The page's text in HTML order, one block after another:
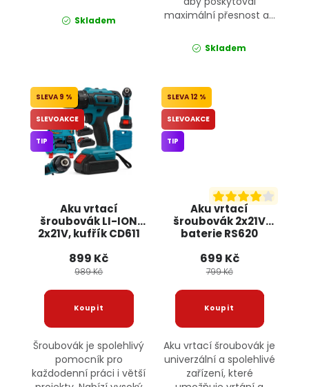
Skladem
maximální přesnost a...
Skladem
Aku vrtací
šroubovák LI-ION
2x21V, kufřík CD611
9 %
SLEVOAKCE
TIP
899 Kč
989 Kč
Šroubovák je spolehlivý
pomocník pro
každodenní práci i větší
Aku vrtací
šroubovák 2x21V
baterie RS620
12 %
SLEVOAKCE
TIP
699 Kč
799 Kč
Aku vrtací šroubovák je
univerzální a spolehlivé
zařízení, které